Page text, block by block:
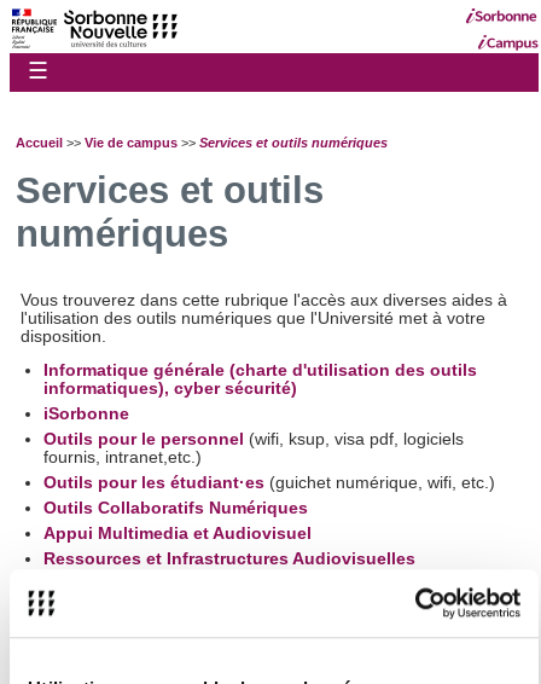
☰
Accueil >> Vie de campus >> Services et outils numériques
Services et outils
numériques
Vous trouverez dans cette rubrique l'accès aux diverses aides à
l'utilisation des outils numériques que l'Université met à votre
disposition.
Informatique générale (charte d'utilisation des outils
informatiques), cyber sécurité)
iSorbonne
Outils pour le personnel (wifi, ksup, visa pdf, logiciels
fournis, intranet,etc.)
Outils pour les étudiant·es (guichet numérique, wifi, etc.)
Outils Collaboratifs Numériques
Appui Multimedia et Audiovisuel
Ressources et Infrastructures Audiovisuelles
Informations utiles
Activation du compte isorbonne, changement ou réinitialisation
La charte numérique de l'Université